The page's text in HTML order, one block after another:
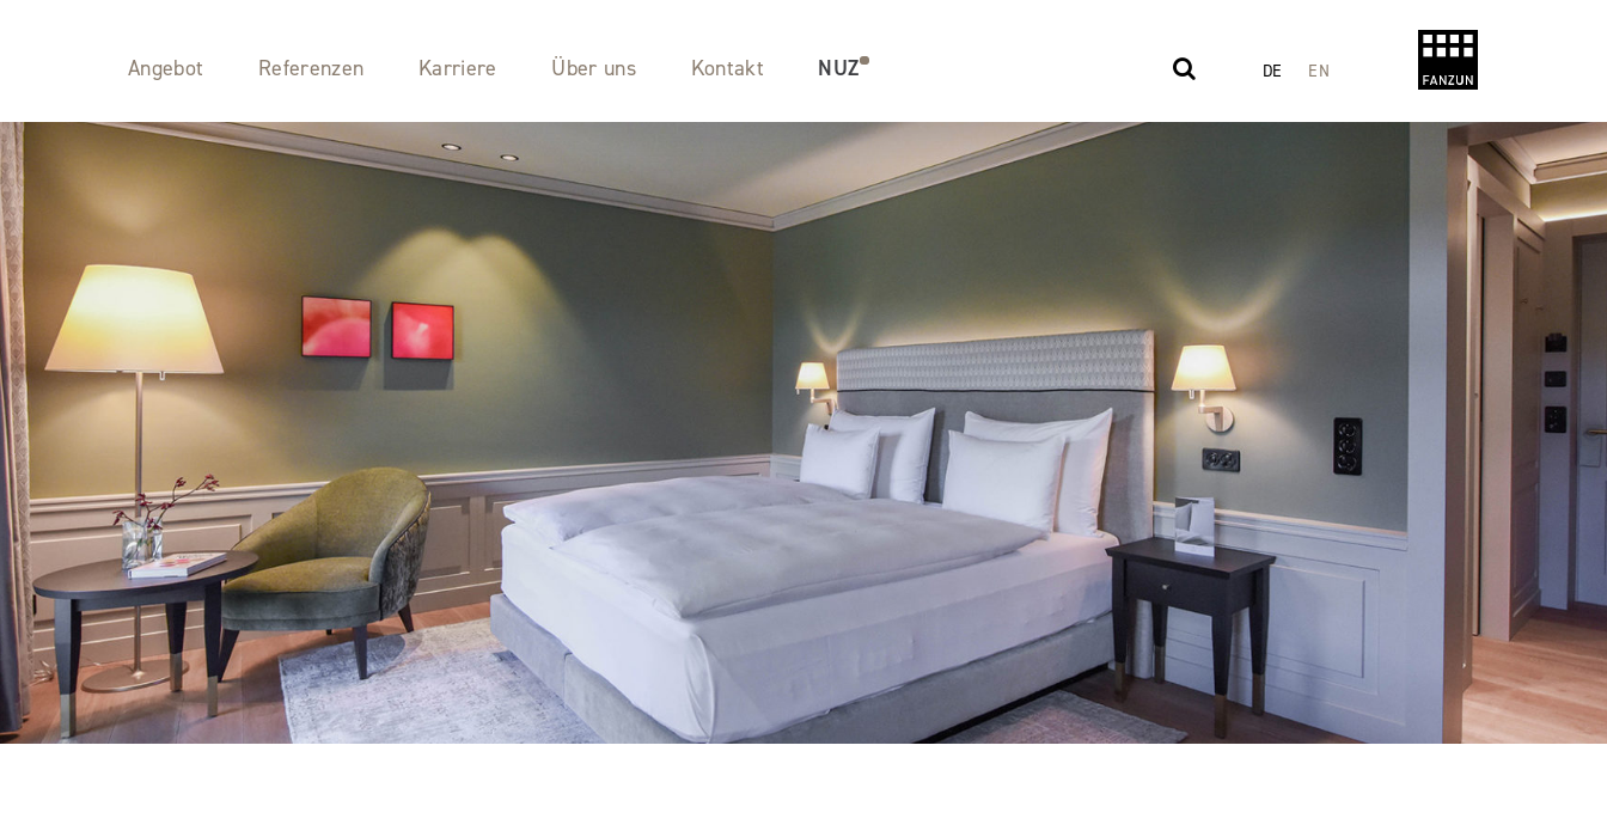
Angebot Referenzen Karriere Über uns Kontakt NUZ DE EN